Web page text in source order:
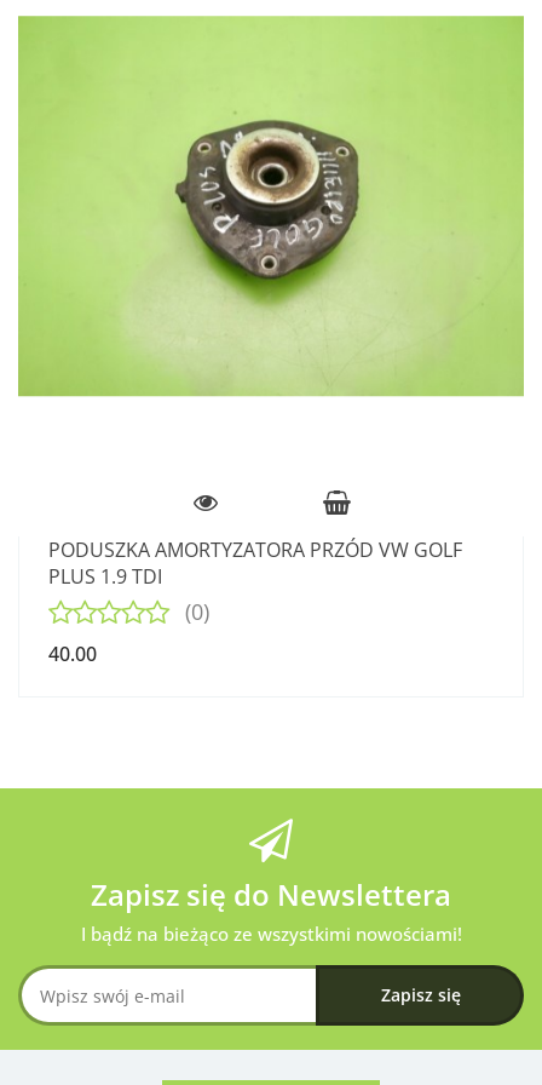
PODUSZKA AMORTYZATORA PRZÓD VW GOLF
PLUS 1.9 TDI
(0)
40.00
Zapisz się do Newslettera
I bądź na bieżąco ze wszystkimi nowościami!